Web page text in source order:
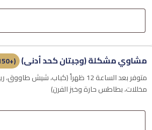
مشاوي مشكلة (وجبتان كحد أدنى) (+
متوفر بعد الساعة 12 ظهراً (كباب،
مخللات، بطاطس حارة وخبز الفرن)